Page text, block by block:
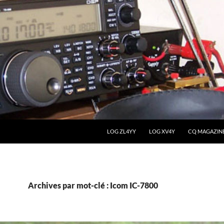
LOG ZL4YY LOG XV4Y CQ
Archives par mot-clé : Icom IC-7800